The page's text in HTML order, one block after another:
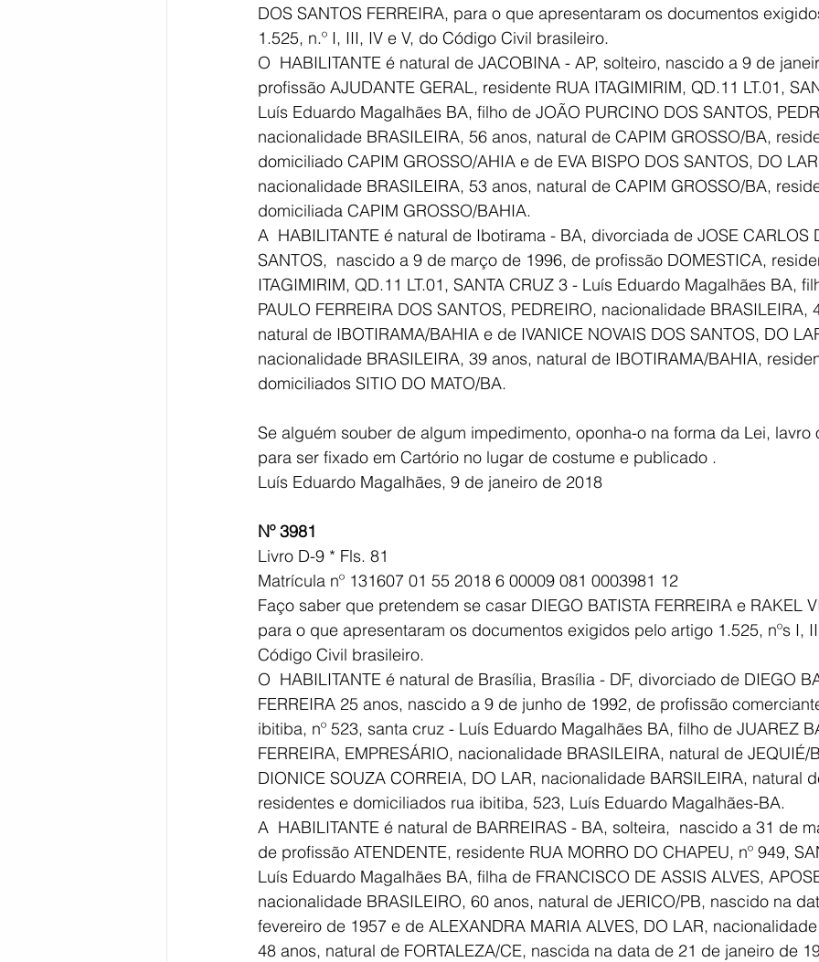
DOS SANTOS FERREIRA, para o que apresentaram os documentos
1.525, n.º I, III, IV e V, do Código Civil brasileiro.
O  HABILITANTE é natural de JACOBINA - AP, solteiro, nascido a 9 de
profissão AJUDANTE GERAL, residente RUA ITAGIMIRIM, QD.11 LT.01,
Luís Eduardo Magalhães BA, filho de JOÃO PURCINO DOS SANTOS,
nacionalidade BRASILEIRA, 56 anos, natural de CAPIM GROSSO/BA,
domiciliado CAPIM GROSSO/AHIA e de EVA BISPO DOS SANTOS, DO
nacionalidade BRASILEIRA, 53 anos, natural de CAPIM GROSSO/BA,
domiciliada CAPIM GROSSO/BAHIA.
A  HABILITANTE é natural de Ibotirama - BA, divorciada de JOSE CARLOS
SANTOS,  nascido a 9 de março de 1996, de profissão DOMESTICA,
ITAGIMIRIM, QD.11 LT.01, SANTA CRUZ 3 - Luís Eduardo Magalhães BA,
PAULO FERREIRA DOS SANTOS, PEDREIRO, nacionalidade BRASILEIRA,
natural de IBOTIRAMA/BAHIA e de IVANICE NOVAIS DOS SANTOS, DO
nacionalidade BRASILEIRA, 39 anos, natural de IBOTIRAMA/BAHIA,
domiciliados SITIO DO MATO/BA.
Se alguém souber de algum impedimento, oponha-o na forma da Lei,
para ser fixado em Cartório no lugar de costume e publicado .
Luís Eduardo Magalhães, 9 de janeiro de 2018
Nº 3981
Livro D-9 * Fls. 81
Matrícula nº 131607 01 55 2018 6 00009 081 0003981 12
Faço saber que pretendem se casar DIEGO BATISTA FERREIRA e RAKEL
para o que apresentaram os documentos exigidos pelo artigo 1.525, nºs I,
Código Civil brasileiro.
O  HABILITANTE é natural de Brasília, Brasília - DF, divorciado de DIEGO
FERREIRA 25 anos, nascido a 9 de junho de 1992, de profissão
ibitiba, nº 523, santa cruz - Luís Eduardo Magalhães BA, filho de JUAREZ
FERREIRA, EMPRESÁRIO, nacionalidade BRASILEIRA, natural de
DIONICE SOUZA CORREIA, DO LAR, nacionalidade BARSILEIRA, natural
residentes e domiciliados rua ibitiba, 523, Luís Eduardo Magalhães-BA.
A  HABILITANTE é natural de BARREIRAS - BA, solteira,  nascido a 31 de
de profissão ATENDENTE, residente RUA MORRO DO CHAPEU, nº 949,
Luís Eduardo Magalhães BA, filha de FRANCISCO DE ASSIS ALVES,
nacionalidade BRASILEIRO, 60 anos, natural de JERICO/PB, nascido na
fevereiro de 1957 e de ALEXANDRA MARIA ALVES, DO LAR,
48 anos, natural de FORTALEZA/CE, nascida na data de 21 de janeiro de